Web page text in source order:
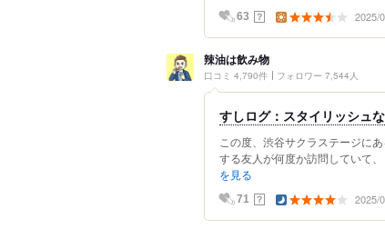
63 ？ 2025/
辣油は飲み物
口コミ 4,790件 フォロワー 7,544人
すしログ：スタイリッシュ
この度、渋谷サクラステージに
する友人が何度か訪問していて
を見る
71 ？ 2025/